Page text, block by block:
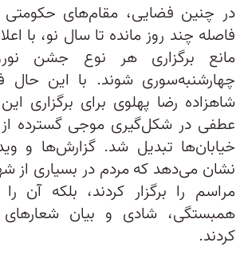
در چنین فضایی، مقام‌های حکومتی
فاصله چند روز مانده تا سال نو، با
مانع برگزاری هر نوع جشن‌
چهارشنبه‌سوری شوند. با این حال
شاهزاده رضا پهلوی برای برگزاری
عطفی در شکل‌گیری موجی گسترده
خیابان‌ها تبدیل شد. گزارش‌ها و
نشان می‌دهد که مردم در بسیاری از
مراسم را برگزار کردند، بلکه آن
همبستگی، شادی و بیان
کردند.